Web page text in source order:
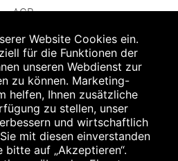
AGB
solange der Vorrat reicht. Für Druck-
lesen Sie die Packungsbeilage und fragen
Apothekenerstattungspreis
Website Cookies ein.
für die Funktionen der
unseren Webdienst zur
zu können. Marketing-
helfen, Ihnen zusätzliche
zu stellen, unser
und wirtschaftlich
mit diesen einverstanden
bitte auf „Akzeptieren“.